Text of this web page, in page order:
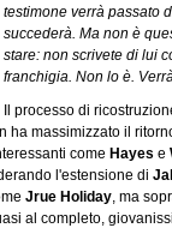
testimone verrà passato
succederà. Ma non è
stare: non scrivete di lui
franchigia. Non lo è.
Il processo di
ha massimizzato il
come Hayes e
l'estensione di
Jrue Holiday, ma
al completo,